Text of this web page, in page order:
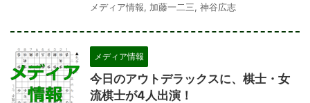
メディア情報, 加藤一二三, 神谷広志
メディア情報
今日のアウトデラックスに、棋士・女
流棋士が4人出演！